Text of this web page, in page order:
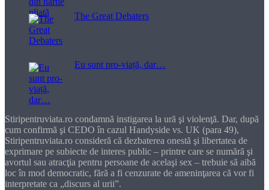
The Great Debaters
Eu sunt pro-viață, dar…
Stiripentruviata.ro condamnă instigarea la ură şi violenţă. Dar, după
cum confirmă şi CEDO în cazul Handyside vs. UK (para 49),
Stiripentruviata.ro consideră că dezbaterea onestă şi libertatea de
exprimare pe subiecte de interes public – printre care se numără şi
avortul sau atracţia pentru persoane de acelaşi sex – trebuie să aibă
loc în mod democratic, fără a fi cenzurate de ameninţarea că vor fi
interpretate ca „discurs al urii”.